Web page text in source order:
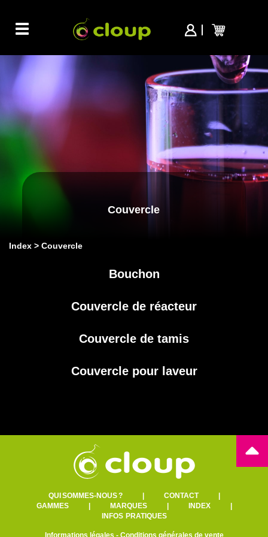
Toggle
navigation
Couvercle
Index Couvercle
Bouchon
Couvercle de réacteur
Couvercle de tamis
Couvercle pour laveur
QUI SOMMES-NOUS ?| CONTACT|
GAMMES| MARQUES| INDEX|
INFOS PRATIQUES
Informations légales - Conditions générales de vente